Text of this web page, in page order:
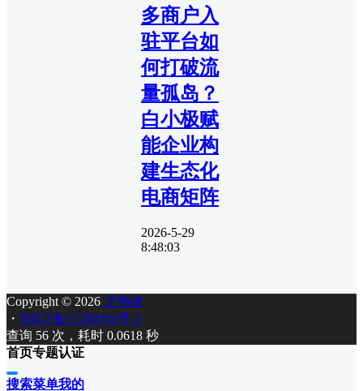
多商户入
驻平台如
何打破流
量孤岛？
白小极赋
能企业构
建生态化
电商矩阵
2026-5-29
8:48:03
Copyright © 2026 艾蒂娜
・ 京ICP备15050365号-1
查询 56 次，耗时 0.0618 秒
首页专题认证
搜索菜单我的